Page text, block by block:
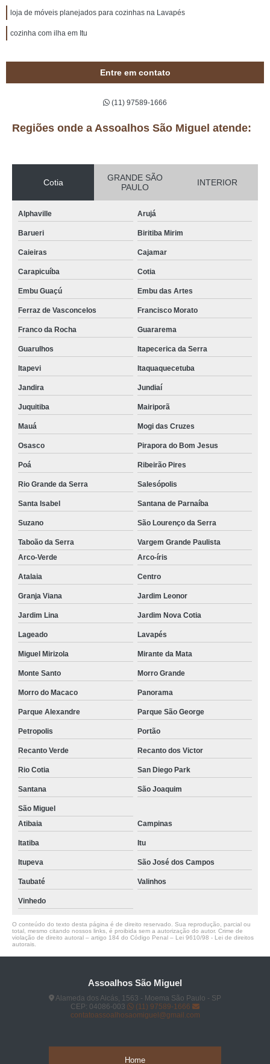
loja de móveis planejados para cozinhas na Lavapés
cozinha com ilha em Itu
Entre em contato
(11) 97589-1666
Regiões onde a Assoalhos São Miguel atende:
Cotia
GRANDE SÃO
PAULO
INTERIOR
Alphaville Arujá
Barueri Biritiba Mirim
Caieiras Cajamar
Carapicuíba Cotia
Embu Guaçú Embu das Artes
Ferraz de Vasconcelos Francisco Morato
Franco da Rocha Guararema
Guarulhos Itapecerica da Serra
Itapevi Itaquaquecetuba
Jandira Jundiaí
Juquitiba Mairiporã
Mauá Mogi das Cruzes
Osasco Pirapora do Bom Jesus
Poá Ribeirão Pires
Rio Grande da Serra Salesópolis
Santa Isabel Santana de Parnaíba
Suzano São Lourenço da Serra
Taboão da Serra
Vargem Grande Paulista
Arco-Verde
Arco-íris
Atalaia Centro
Granja Viana Jardim Leonor
Jardim Lina Jardim Nova Cotia
Lageado Lavapés
Miguel Mirizola Mirante da Mata
Monte Santo Morro Grande
Morro do Macaco Panorama
Parque Alexandre Parque São George
Petropolis Portão
Recanto Verde Recanto dos Victor
Rio Cotia San Diego Park
Santana São Joaquim
São Miguel
Atibaia
Campinas
Itatiba Itu
Itupeva São José dos Campos
Taubaté Valinhos
Vinhedo
O conteúdo do texto desta página é de direito reservado. Sua reprodução, parcial ou
total, mesmo citando nossos links, é proibida sem a autorização do autor. Crime de
violação de direito autoral – artigo 184 do Código Penal – Lei 9610/98 - Lei de direitos
autorais
Assoalhos São Miguel
Alameda dos Aicás, 1563 - Moema São Paulo - SP
CEP: 04086-003
(11) 97589-1666
contatoassoalhosaomiguel@gmail.com
Home